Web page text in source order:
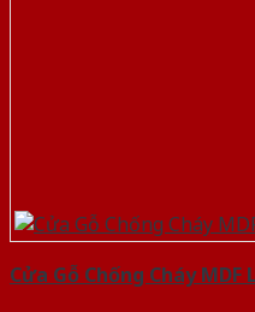
Cửa Gỗ Chống Cháy MDF